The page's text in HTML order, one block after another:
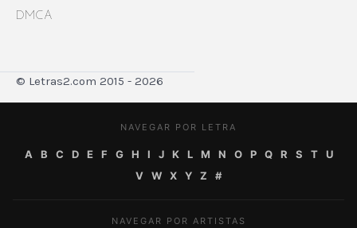
DMCA
© Letras2.com 2015 - 2026
NAVEGAR POR LETRA
A B C D E F G H I J K L M N O P Q R S T
U
V
W X Y Z #
NAVEGAR POR ARTISTAS